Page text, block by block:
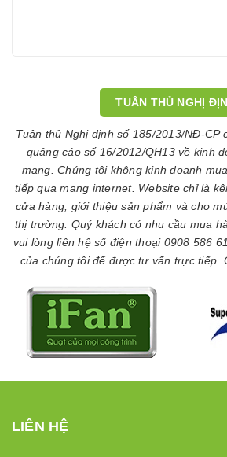
TUÂN THỦ NGHỊ
Tuân thủ Nghị định số 185/2013/NĐ-CP
quảng cáo số 16/2012/QH13 về kinh
mạng. Chúng tôi không kinh doanh
tiếp qua mạng internet. Website chỉ là
cửa hàng, giới thiệu sản phẩm và cho
thị trường. Quý khách có nhu cầu mua
vui lòng liên hệ số điện thoại 0908 586
của chúng tôi để được tư vấn trực tiếp.
LIÊN HỆ